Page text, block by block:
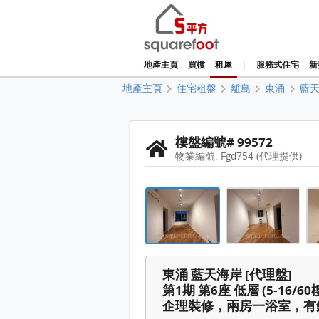
地產主頁 買樓 租屋 | 服務式住宅
地產主頁 住宅租盤 離島 東涌 藍
樓盤編號# 99572
物業編號: Fgd754 (代理提供)
藍天海岸 租盤 2 房 , 1 浴室 490
藍天海岸 租盤 2 房 , 1 浴室 490
藍天海岸 租盤 2 房 , 1 浴室 490
藍天海岸 租盤 2 房 , 1 浴室 490
藍天海岸 租
東涌 藍天海岸 [代理盤]
第1期 第6座 低層 (5-16/60
企理裝修，兩房一浴室，